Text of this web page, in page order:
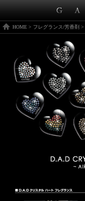
HOME > フレグランス/芳香剤 >